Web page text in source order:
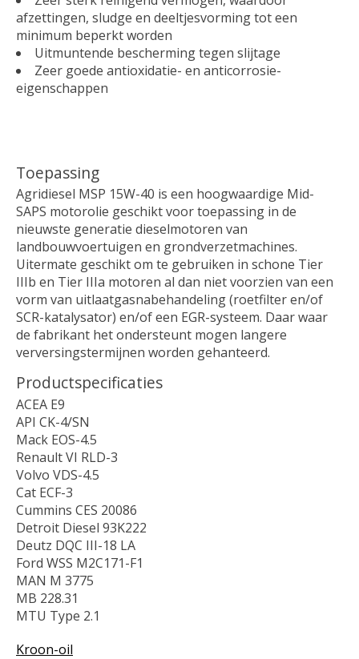
afzettingen, sludge en deeltjesvorming tot een
minimum beperkt worden
Uitmuntende bescherming tegen slijtage
Zeer goede antioxidatie- en anticorrosie-
eigenschappen
Toepassing
Agridiesel MSP 15W-40 is een hoogwaardige Mid-
SAPS motorolie geschikt voor toepassing in de
nieuwste generatie dieselmotoren van
landbouwvoertuigen en grondverzetmachines.
Uitermate geschikt om te gebruiken in schone Tier
IIIb en Tier IIIa motoren al dan niet voorzien van een
vorm van uitlaatgasnabehandeling (roetfilter en/of
SCR-katalysator) en/of een EGR-systeem. Daar waar
de fabrikant het ondersteunt mogen langere
verversingstermijnen worden gehanteerd.
Productspecificaties
ACEA E9
API CK-4/SN
Mack EOS-4.5
Renault VI RLD-3
Volvo VDS-4.5
Cat ECF-3
Cummins CES 20086
Detroit Diesel 93K222
Deutz DQC III-18 LA
Ford WSS M2C171-F1
MAN M 3775
MB 228.31
MTU Type 2.1
Kroon-oil